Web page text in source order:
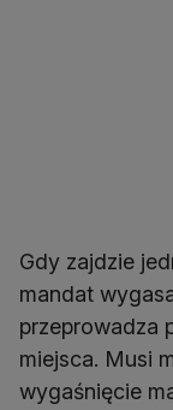
Gdy zajdzie
mandat
przeprowadza
miejsca. Musi
wygaśnięcie